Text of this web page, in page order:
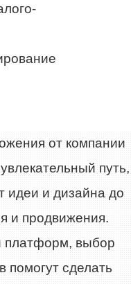
от компании
путь,
идеи и дизайна до
и продвижения.
платформ, выбор
помогут сделать